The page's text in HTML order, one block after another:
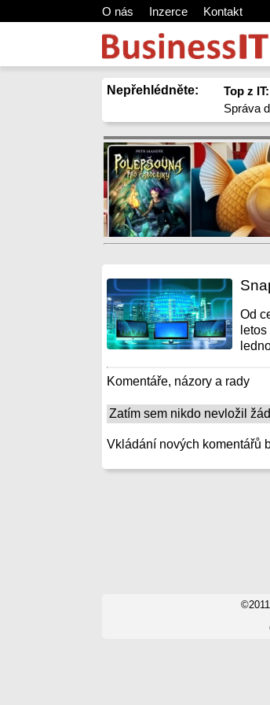
O nás Inzerce Kontakt
Nepřehlédněte: Top z IT:
Správa
Od
Komentáře, názory a rady
Zatím sem nikdo nevložil
Vkládání nových komentářů